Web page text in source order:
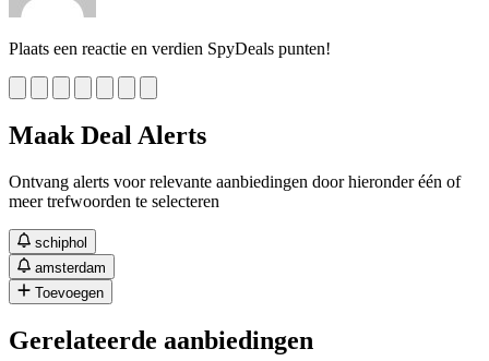
Plaats een reactie en verdien SpyDeals punten!
Maak Deal Alerts
Ontvang alerts voor relevante aanbiedingen door hieronder één of
meer trefwoorden te selecteren
schiphol
amsterdam
Toevoegen
Gerelateerde aanbiedingen